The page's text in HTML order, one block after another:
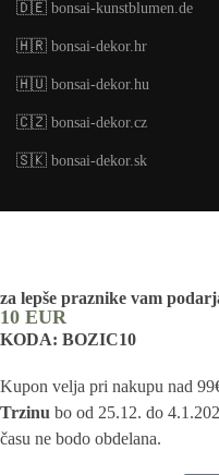
🇩🇪 bonsai-kunstblumen.de
🇭🇷 bonsai-dekor.hr
🇭🇺 bonsai-dekor.hu
🇨🇿 bonsai-dekor.cz
🇸🇰 bonsai-dekor.sk
za lepše praznike vam
10 EUR
KODA: BOZIC10
Kupon velja pri nakupu nad
Trzinu bo od 25.12. do
času ne bodo obdelana.